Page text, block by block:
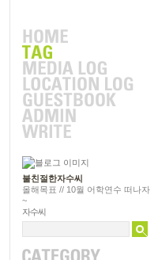
불친절한자수씨
올해목표 // 10월 어학연수 떠나자
~
자수씨